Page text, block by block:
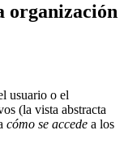
organización
usuario o el
(la vista abstracta
cómo se accede a los